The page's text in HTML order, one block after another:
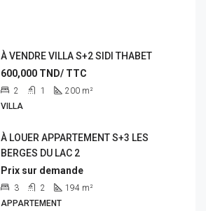
À VENDRE VILLA S+2 SIDI THABET
600,000 TND/ TTC
2 1 200 m²
VILLA
À LOUER APPARTEMENT S+3 LES
BERGES DU LAC 2
Prix sur demande
3 2 194 m²
APPARTEMENT